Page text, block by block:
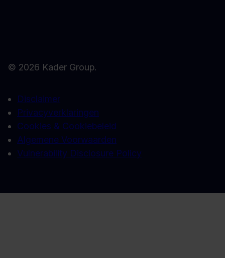
© 2026 Kader Group.
Disclaimer
Privacyverklaringen
Cookies & Cookiebeleid
Algemene Voorwaarden
Vulnerability Disclosure Policy